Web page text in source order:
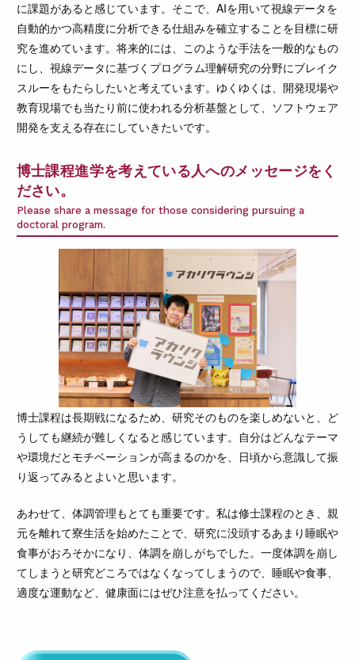
に課題があると感じています。そこで、AIを用いて視線データを
自動的かつ高精度に分析できる仕組みを確立することを目標に研
究を進めています。将来的には、このような手法を一般的なもの
にし、視線データに基づくプログラム理解研究の分野にブレイク
スルーをもたらしたいと考えています。ゆくゆくは、開発現場や
教育現場でも当たり前に使われる分析基盤として、ソフトウェア
開発を支える存在にしていきたいです。
博士課程進学を考えている人へのメッセージをく
ださい。
Please share a message for those considering pursuing a
doctoral program.
博士課程は長期戦になるため、研究そのものを楽しめないと、ど
うしても継続が難しくなると感じています。自分はどんなテーマ
や環境だとモチベーションが高まるのかを、日頃から意識して振
り返ってみるとよいと思います。
あわせて、体調管理もとても重要です。私は修士課程のとき、親
元を離れて寮生活を始めたことで、研究に没頭するあまり睡眠や
食事がおろそかになり、体調を崩しがちでした。一度体調を崩し
てしまうと研究どころではなくなってしまうので、睡眠や食事、
適度な運動など、健康面にはぜひ注意を払ってください。